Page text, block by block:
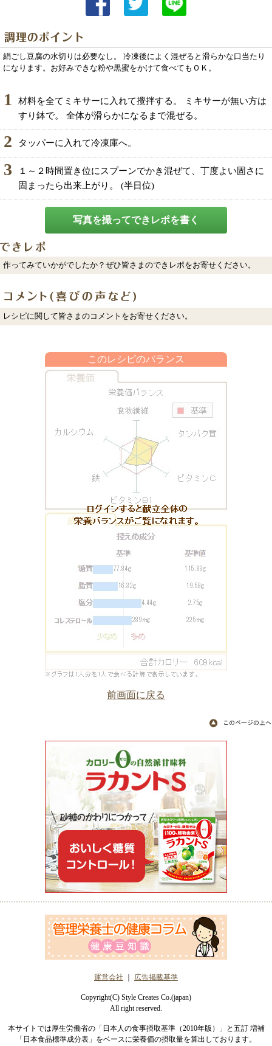
絹ごし豆腐の水切りは必要なし。 冷凍後によく混ぜると滑らかな口当たり
になります。お好みできな粉や黒蜜をかけて食べてもＯＫ。
1
材料を全てミキサーに入れて攪拌する。 ミキサーが無い方は
すり鉢で。 全体が滑らかになるまで混ぜる。
2 タッパーに入れて冷凍庫へ。
3
１～２時間置き位にスプーンでかき混ぜて、丁度よい固さに
固まったら出来上がり。 (半日位)
写真を撮ってできレポを書く
作ってみていかがでしたか？ぜひ皆さまのできレポをお寄せください。
レシピに関して皆さまのコメントをお寄せください。
このレシピのバランス
前画面に戻る
運営会社 広告掲載基準
Copyright(C) Style Creates Co.(japan)
All right reserved.
本サイトでは厚生労働省の「日本人の食事摂取基準（2010年版）」と五訂 増補
「日本食品標準成分表」をベースに栄養価の摂取量を算出しております。